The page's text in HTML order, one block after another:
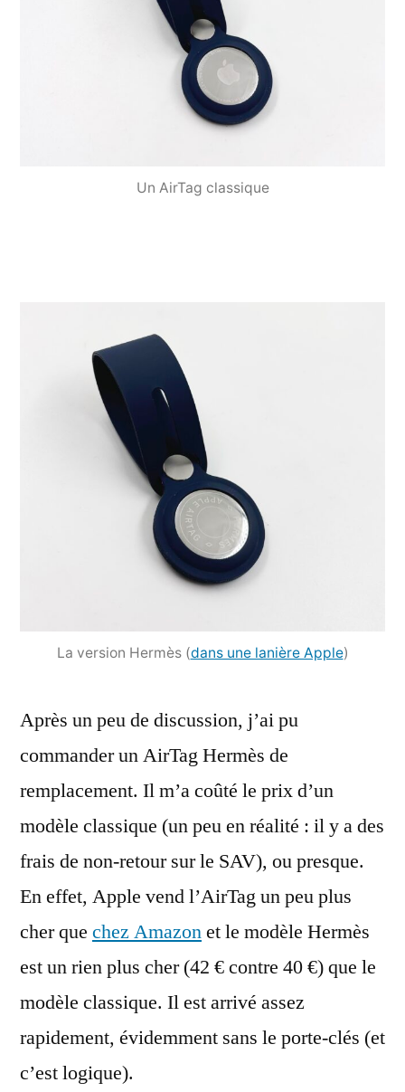
Un AirTag classique
La version Hermès (dans une lanière Apple)
Après un peu de discussion, j’ai pu
commander un AirTag Hermès de
remplacement. Il m’a coûté le prix d’un
modèle classique (un peu en réalité : il y a des
frais de non-retour sur le SAV), ou presque.
En effet, Apple vend l’AirTag un peu plus
cher que chez Amazonet le modèle Hermès
est un rien plus cher (42 € contre 40 €) que le
modèle classique. Il est arrivé assez
rapidement, évidemment sans le porte-clés (et
c’est logique).